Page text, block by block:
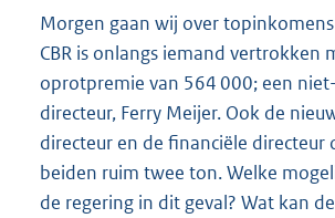
Morgen gaan wij over
CBR is onlangs iemand vertrokken
oprotpremie van 564 000; een
directeur, Ferry Meijer. Ook de
directeur en de financiële directeur
beiden ruim twee ton. Welke
de regering in dit geval? Wat kan